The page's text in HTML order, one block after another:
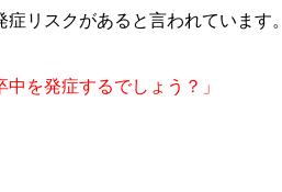
リスクがあると言われています。
を発症するでしょう？」